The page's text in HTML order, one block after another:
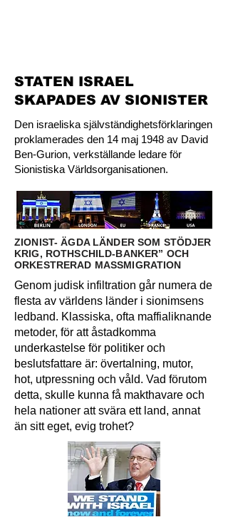
STATEN ISRAEL
SKAPADES AV SIONISTER
Den israeliska självständighetsförklaringen
proklamerades den 14 maj 1948 av David
Ben-Gurion, verkställande ledare för
Sionistiska Världsorganisationen.
ZIONIST- ÄGDA LÄNDER SOM STÖDJER
KRIG, ROTHSCHILD-BANKER” OCH
ORKESTRERAD MASSMIGRATION
Genom judisk infiltration går numera de
flesta av världens länder i sionimsens
ledband. Klassiska, ofta maffialiknande
metoder, för att åstadkomma
underkastelse för politiker och
beslutsfattare är: övertalning, mutor,
hot, utpressning och våld. Vad förutom
detta, skulle kunna få makthavare och
hela nationer att svära ett land, annat
än sitt eget, evig trohet?